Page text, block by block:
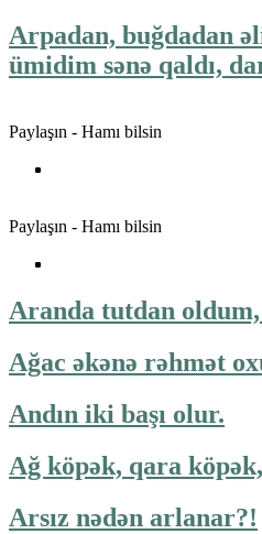
Arpadan, buğdadan
ümidim sənə qaldı,
Paylaşın - Hamı bilsin
Paylaşın - Hamı bilsin
Aranda tutdan
Ağac əkənə rəhmət
Andın iki başı olur.
Ağ köpək, qara
Arsız nədən arlanar?!